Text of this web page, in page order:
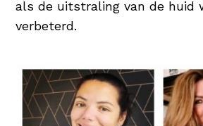
als de uitstraling van de huid
verbeterd.